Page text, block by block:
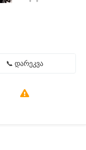
📞 დარეკვა